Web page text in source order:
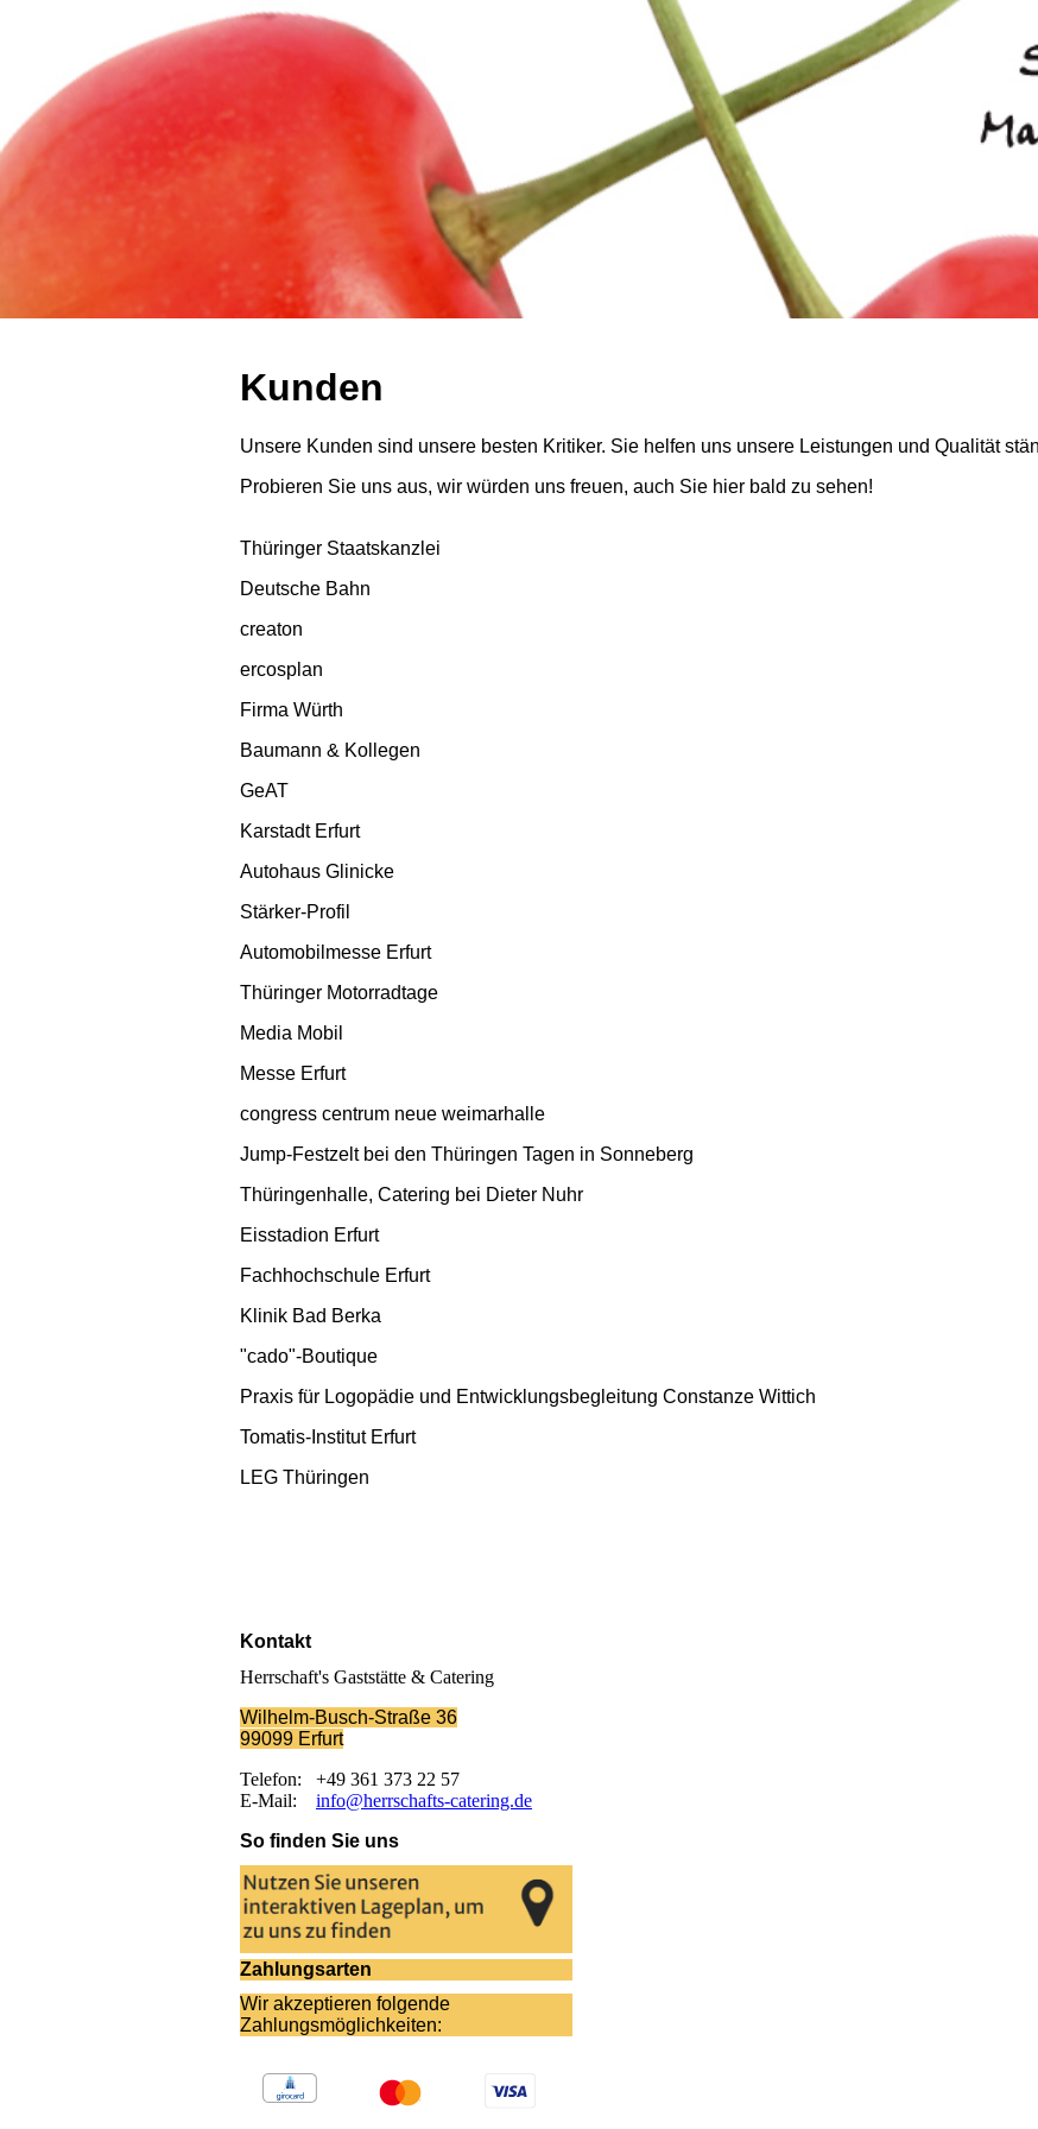
Kunden
Unsere Kunden sind unsere besten Kritiker. Sie helfen uns unsere Leistungen und Qualität
Probieren Sie uns aus, wir würden uns freuen, auch Sie hier bald zu sehen!
Thüringer Staatskanzlei
Deutsche Bahn
creaton
ercosplan
Firma Würth
Baumann & Kollegen
GeAT
Karstadt Erfurt
Autohaus Glinicke
Stärker-Profil
Automobilmesse Erfurt
Thüringer Motorradtage
Media Mobil
Messe Erfurt
congress centrum neue weimarhalle
Jump-Festzelt bei den Thüringen Tagen in Sonneberg
Thüringenhalle, Catering bei Dieter Nuhr
Eisstadion Erfurt
Fachhochschule Erfurt
Klinik Bad Berka
"cado"-Boutique
Praxis für Logopädie und Entwicklungsbegleitung Constanze Wittich
Tomatis-Institut Erfurt
LEG Thüringen
Kontakt
Herrschaft's Gaststätte & Catering
Wilhelm-Busch-Straße 36
99099 Erfurt
Telefon: +49 361 373 22 57
E-Mail: info@herrschafts-catering.de
So finden Sie uns
Zahlungsarten
Wir akzeptieren folgende
Zahlungsmöglichkeiten: